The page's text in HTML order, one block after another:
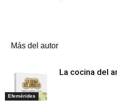
Más del autor
Efemérides
La cocina del